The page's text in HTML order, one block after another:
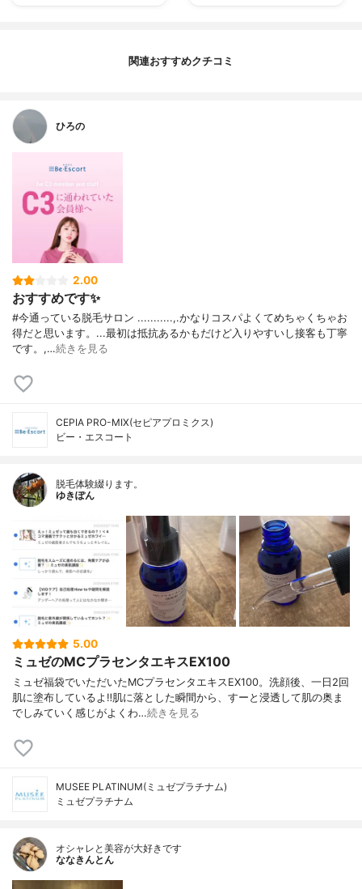
関連おすすめクチコミ
ひろの
2.00
おすすめです✨
#今通っている脱毛サロン ...........,.かなりコスパよくてめちゃくちゃお
得だと思います。...最初は抵抗あるかもだけど入りやすいし接客も丁寧
です。,…続きを見る
CEPIA PRO-MIX(セピアプロミクス)
ビー・エスコート
脱毛体験綴ります。
ゆきぽん
5.00
ミュゼのMCプラセンタエキスEX100
ミュゼ福袋でいただいたMCプラセンタエキスEX100。洗顔後、一日2回
肌に塗布しているよ‼︎肌に落とした瞬間から、すーと浸透して肌の奥ま
でしみていく感じがよくわ…続きを見る
MUSEE PLATINUM(ミュゼプラチナム)
ミュゼプラチナム
オシャレと美容が大好きです
ななきんとん